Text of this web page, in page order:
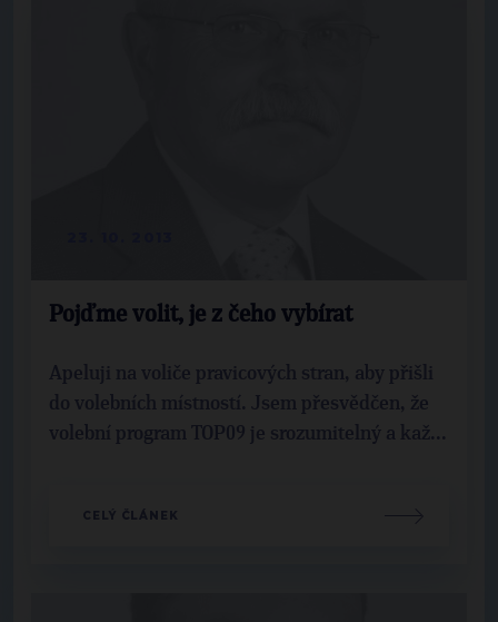
Pojďme volit, je z čeho vybírat
Apeluji na voliče pravicových stran, aby přišli
do volebních místností. Jsem přesvědčen, že
volební program TOP09 je srozumitelný a kaž...
CELÝ ČLÁNEK